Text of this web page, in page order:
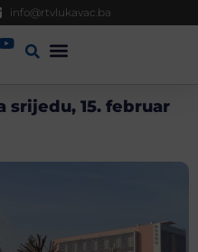
info@rtvlukavac.ba
srijedu, 15. februar